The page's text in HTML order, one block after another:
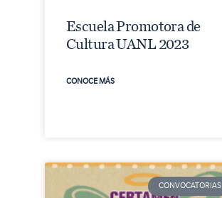
Escuela Promotora de
Cultura UANL 2023
CONOCE MÁS
CONVOCATORIAS